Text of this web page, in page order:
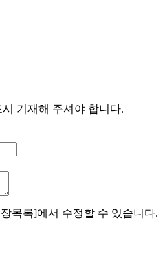
기재해 주셔야 합니다.
목록]에서 수정할 수 있습니다.